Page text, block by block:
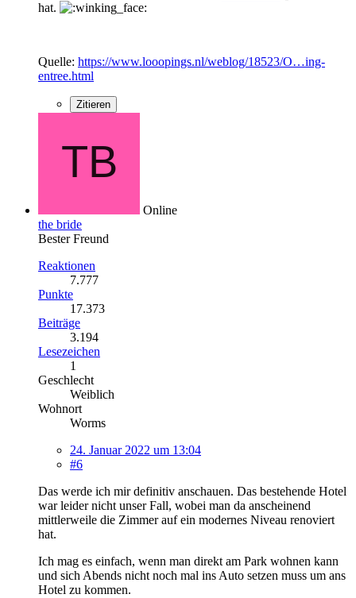
hat.
Quelle: https://www.looopings.nl/weblog/18523/O…ing-
entree.html
Zitieren
Online
the bride
Bester Freund
Reaktionen
7.777
Punkte
17.373
Beiträge
3.194
Lesezeichen
1
Geschlecht
Weiblich
Wohnort
Worms
24. Januar 2022 um 13:04
#6
Das werde ich mir definitiv anschauen. Das bestehende Hotel
war leider nicht unser Fall, wobei man da anscheinend
mittlerweile die Zimmer auf ein modernes Niveau renoviert
hat.
Ich mag es einfach, wenn man direkt am Park wohnen kann
und sich Abends nicht noch mal ins Auto setzen muss um ans
Hotel zu kommen.